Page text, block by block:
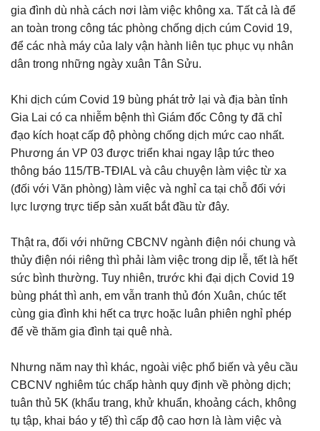
gia đình dù nhà cách nơi làm việc không xa. Tất cả là để
an toàn trong công tác phòng chống dịch cúm Covid 19,
để các nhà máy của Ialy vận hành liên tục phục vụ nhân
dân trong những ngày xuân Tân Sửu.
Khi dịch cúm Covid 19 bùng phát trở lại và địa bàn tỉnh
Gia Lai có ca nhiễm bệnh thì Giám đốc Công ty đã chỉ
đạo kích hoạt cấp độ phòng chống dịch mức cao nhất.
Phương án VP 03 được triển khai ngay lập tức theo
thông báo 115/TB-TĐIAL và câu chuyện làm việc từ xa
(đối với Văn phòng) làm việc và nghỉ ca tại chỗ đối với
lực lượng trực tiếp sản xuất bắt đầu từ đây.
Thật ra, đối với những CBCNV ngành điện nói chung và
thủy điện nói riêng thì phải làm việc trong dịp lễ, tết là hết
sức bình thường. Tuy nhiên, trước khi đại dịch Covid 19
bùng phát thì anh, em vẫn tranh thủ đón Xuân, chúc tết
cùng gia đình khi hết ca trực hoặc luân phiên nghỉ phép
để về thăm gia đình tại quê nhà.
Nhưng năm nay thì khác, ngoài việc phổ biến và yêu cầu
CBCNV nghiêm túc chấp hành quy định về phòng dịch;
tuân thủ 5K (khẩu trang, khử khuẩn, khoảng cách, không
tụ tập, khai báo y tế) thì cấp độ cao hơn là làm việc và